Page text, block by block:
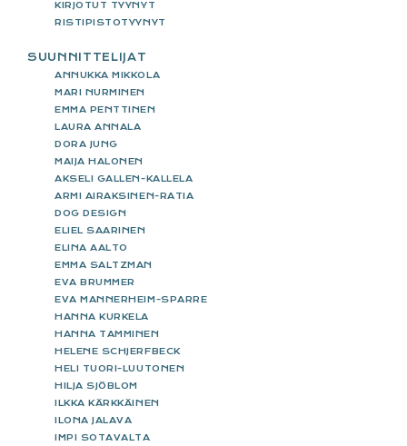
KIRJOTUT TYYNYT
RISTIPISTOTYYNYT
SUUNNITTELIJAT
ANNUKKA MIKKOLA
MARI NURMINEN
EMMA PENTTINEN
LAURA ANNALA
DORA JUNG
MAIJA HALONEN
AKSELI GALLEN-KALLELA
ARMI AIRAKSINEN-RATIA
DOG DESIGN
ELIEL SAARINEN
ELINA AALTO
EMMA SALTZMAN
EVA BRUMMER
EVA MANNERHEIM-SPARRE
HANNA KURKELA
HANNA TAMMINEN
HELENE SCHJERFBECK
HELI TUORI-LUUTONEN
HILJA SJÖBLOM
ILKKA KÄRKKÄINEN
ILONA JALAVA
IMPI SOTAVALTA